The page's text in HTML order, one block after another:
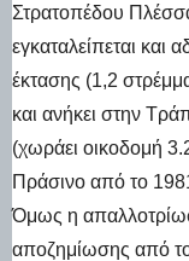
Στρατοπέδου
εγκαταλείπεται και
έκτασης (1,2
και ανήκει στην
(χωράει οικοδομή
Πράσινο από το
Όμως η
αποζημίωσης από